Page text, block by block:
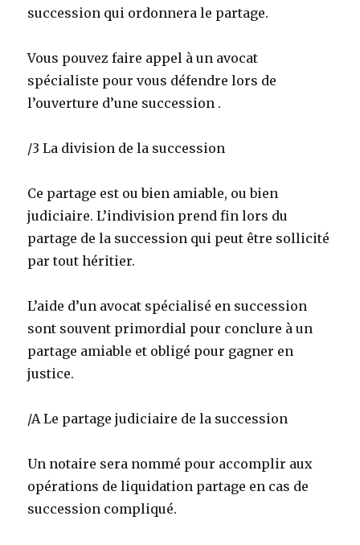
succession qui ordonnera le partage.
Vous pouvez faire appel à un avocat
spécialiste pour vous défendre lors de
l’ouverture d’une succession .
/3 La division de la succession
Ce partage est ou bien amiable, ou bien
judiciaire. L’indivision prend fin lors du
partage de la succession qui peut être sollicité
par tout héritier.
L’aide d’un avocat spécialisé en succession
sont souvent primordial pour conclure à un
partage amiable et obligé pour gagner en
justice.
/A Le partage judiciaire de la succession
Un notaire sera nommé pour accomplir aux
opérations de liquidation partage en cas de
succession compliqué.